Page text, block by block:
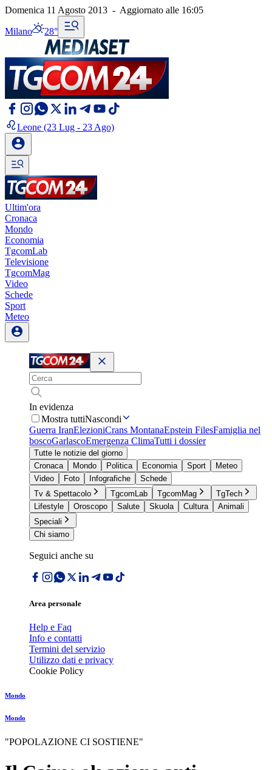
Domenica 11 Agosto 2013 - Aggiornato alle 16:05
Milano 28°
Leone (23 Lug - 23 Ago)
Ultim'ora
Cronaca
Mondo
Economia
TgcomLab
Televisione
TgcomMag
Video
Schede
Sport
Meteo
In evidenza
Mostra tuttiNascondi
Guerra IranElezioniCrans MontanaEpstein FilesFamiglia nel
boscoGarlascoEmergenza ClimaTutti i dossier
Tutte le notizie del giorno
Cronaca
Mondo Politica Economia Sport
Meteo
Video
Foto Infografiche
Schede
Tv & Spettacolo
TgcomLab TgcomMag
TgTech
Lifestyle
Oroscopo Salute Skuola Cultura
Animali
Speciali
Chi siamo
Seguici anche su
Area personale
Help e Faq
Info e contatti
Termini del servizio
Utilizzo dati e privacy
Cookie Policy
Mondo
Mondo
"POPOLAZIONE CI SOSTIENE"